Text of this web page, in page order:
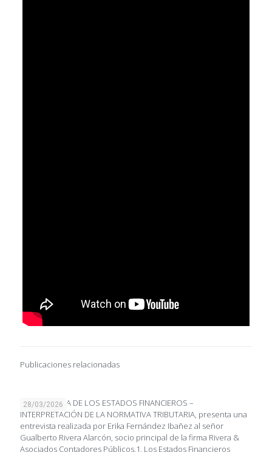
Publicaciones relacionadas
28/03/2026
IMPORTANCIA DE LOS ESTADOS FINANCIEROS –
INTERPRETACIÓN DE LA NORMATIVA TRIBUTARIA, presenta una
entrevista realizada por Erika Fernández Ibañez al señor
Gualberto Rivera Alarcón, socio principal de la firma Rivera &
Asociados Contadores Públicos.1. Los Estados Financieros